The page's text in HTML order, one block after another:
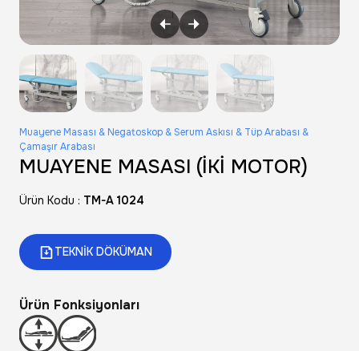
Muayene Masası & Negatoskop & Serum Askısı & Tüp Arabası &
Çamaşır Arabası
MUAYENE MASASI (İKİ MOTOR)
Ürün Kodu : TM-A 1024
TEKNİK DÖKÜMAN
Ürün Fonksiyonları